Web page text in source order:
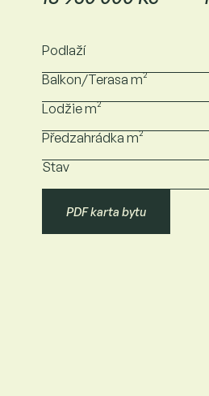
Podlaží
Balkon/Terasa m²
Lodžie m²
Předzahrádka m²
Stav
PDF karta bytu